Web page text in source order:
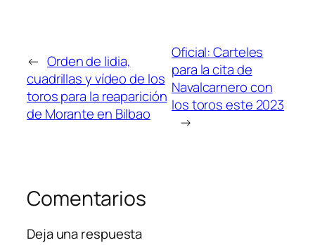
← Orden de lidia,
cuadrillas y vídeo de los
toros para la reaparición
de Morante en Bilbao
Oficial: Carteles
para la cita de
Navalcarnero con
los toros este 2023
→
Comentarios
Deja una respuesta